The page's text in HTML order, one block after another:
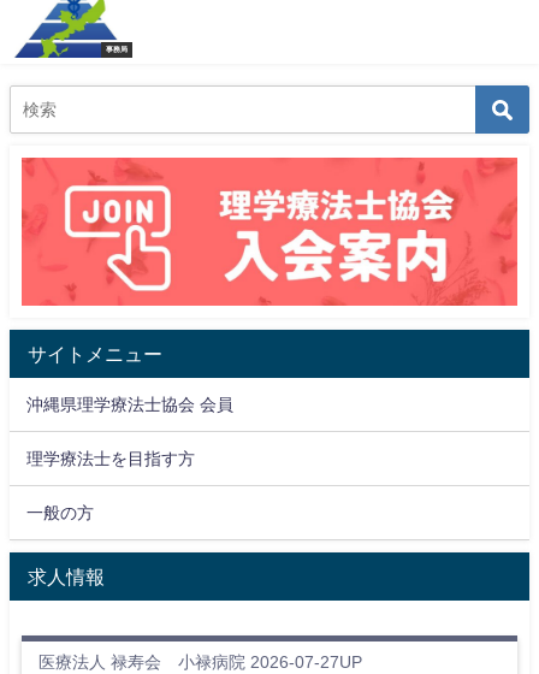
事務局
サイトメニュー
沖縄県理学療法士協会 会員
理学療法士を目指す方
一般の方
求人情報
医療法人 禄寿会 小禄病院 2026-07-27UP